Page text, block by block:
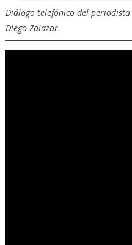
Diálogo telefónico del
Diego Zalazar.